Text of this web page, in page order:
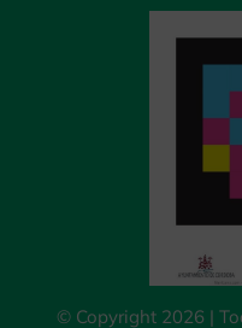
© Copyright 2026 |